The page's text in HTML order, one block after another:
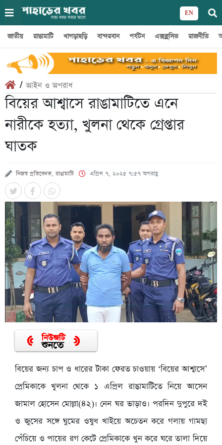
EN
জাতীয় রাঙামাটি খাগড়াছড়ি বান্দরবান পর্যটন এক্সক্লুসিভ রাজনীতি
/আইন ও অপরাধ
বিয়ের আশ্বাসে রাঙামাটিতে এনে
নারীকে হত্যা, খুলনা থেকে গ্রেপ্তার
ঘাতক
নিজস্ব প্রতিবেদক, রাঙামাটি এপ্রিল ৭, ২০২৫ ৭:৫৭ অপরাহ্ণ
বিয়ের জন্য চাপ ও ধারের টাকা ফেরত চাওয়ায় ‘বিয়ের আশ্বাসে’
প্রেমিকাকে খুলনা থেকে ১ এপ্রিল রাঙামাটিতে নিয়ে আসেন
জামাল হোসেন মোল্লা(৪২)। নেন ঘর ভাড়াও। পরদিন দুপুরে দই
ও জুসের সঙ্গে ঘুমের ওষুধ খাইয়ে অচেতন করে গলায় গামছা
পেঁচিয়ে ও পায়ের রগ কেটে প্রেমিকাকে খুন করে ঘরে তালা দিয়ে